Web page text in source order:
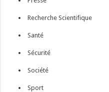
Recherche Scientifique
Santé
Sécurité
Société
Sport